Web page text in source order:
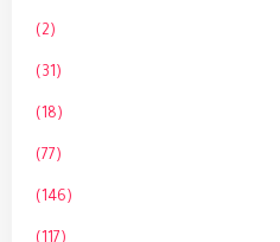
(2)
(31)
(18)
(77)
(146)